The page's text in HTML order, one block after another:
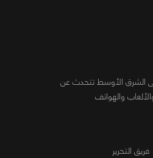
الشرق الأوسط تتحدث عن
والهواتف
فريق التحرير